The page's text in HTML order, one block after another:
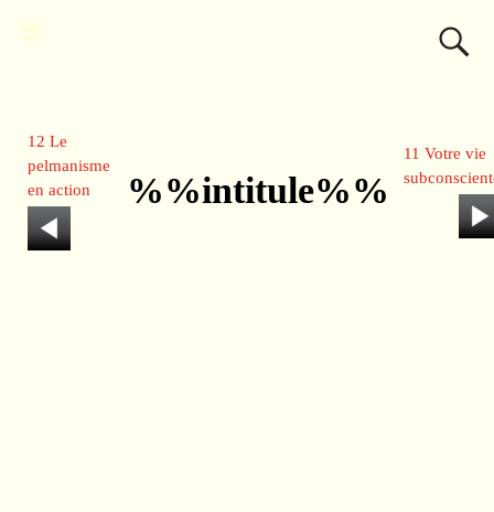
12 Le
pelmanisme
en action
%%intitule%%
11 Votre vie